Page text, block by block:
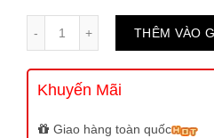
THÊM VÀO
Khuyến Mãi
Giao hàng toàn quốc